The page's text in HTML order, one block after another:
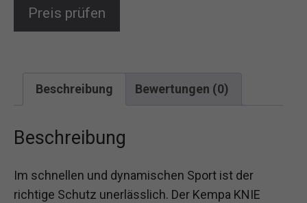
Preis prüfen
Beschreibung Bewertungen (0)
Beschreibung
Im schnellen und dynamischen Sport ist der
richtige Schutz unerlässlich. Der Kempa KNIE